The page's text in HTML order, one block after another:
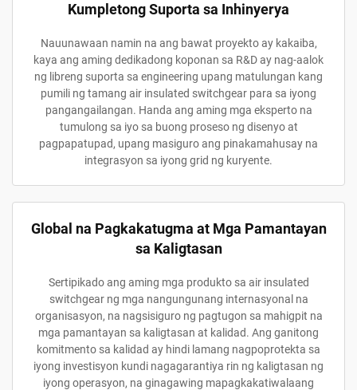
Kumpletong Suporta sa Inhinyerya
Nauunawaan namin na ang bawat proyekto ay kakaiba,
kaya ang aming dedikadong koponan sa R&D ay nag-aalok
ng libreng suporta sa engineering upang matulungan kang
pumili ng tamang air insulated switchgear para sa iyong
pangangailangan. Handa ang aming mga eksperto na
tumulong sa iyo sa buong proseso ng disenyo at
pagpapatupad, upang masiguro ang pinakamahusay na
integrasyon sa iyong grid ng kuryente.
Global na Pagkakatugma at Mga Pamantayan
sa Kaligtasan
Sertipikado ang aming mga produkto sa air insulated
switchgear ng mga nangungunang internasyonal na
organisasyon, na nagsisiguro ng pagtugon sa mahigpit na
mga pamantayan sa kaligtasan at kalidad. Ang ganitong
komitmento sa kalidad ay hindi lamang nagpoprotekta sa
iyong investisyon kundi nagagarantiya rin ng kaligtasan ng
iyong operasyon, na ginagawing mapagkakatiwalaang